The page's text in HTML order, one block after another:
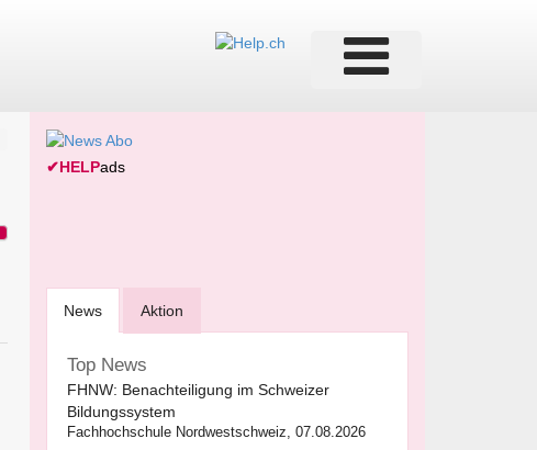
✔HELPads
News Aktion
Top News
FHNW: Benachteiligung im Schweizer
Bildungssystem
Fachhochschule Nordwestschweiz, 07.08.2026